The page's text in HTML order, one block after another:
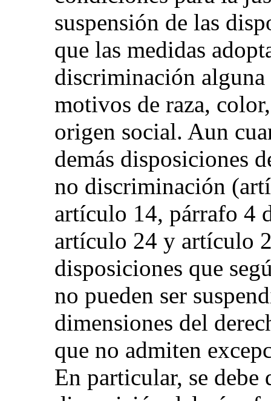
suspensión de las
que las medidas
discriminación alguna
motivos de raza,
origen social. Aun
demás disposiciones
no discriminación
artículo 14, párrafo 4
artículo 24 y artículo
disposiciones que
no pueden ser
dimensiones del
que no admiten
En particular, se debe